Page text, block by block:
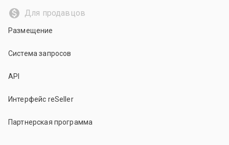
Для продавцов
Размещение
Система запросов
API
Интерфейс reSeller
Партнерская программа